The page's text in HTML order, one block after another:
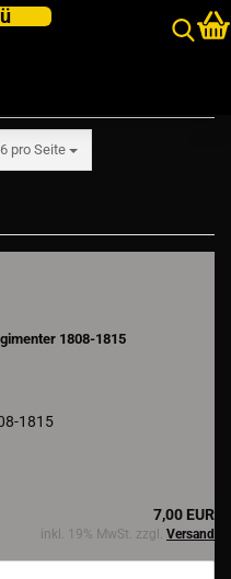
pro Seite
Seite
1815
7,00 EUR
inkl. 19% MwSt. zzgl. Versand